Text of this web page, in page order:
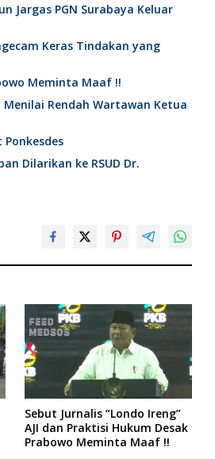
Jargas PGN Surabaya Keluar
Keras Tindakan yang
Meminta Maaf !!
Rendah Wartawan Ketua
Dilarikan ke RSUD Dr.
Sebut Jurnalis “Londo Ireng”
AJI dan Praktisi Hukum Desak
Prabowo Meminta Maaf !!